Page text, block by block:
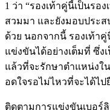
1 ว่า “รองเท้าคู่นี้เป็นรอ
สวมมา และยังมอบประ
ด้วย นอกจากนี้ รองเท้า
แข่งขันได้อย่างเต็มที่ ซึ่
แล้วที่จะรักษาตำแหน่งใ
อดใจรอไม่ไหวที่จะได้ไ
ติดตามการแข่งขันเบอร์